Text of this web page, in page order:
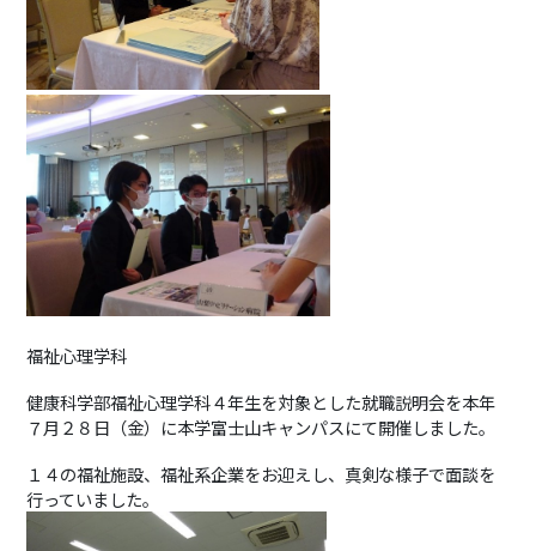
福祉心理学科
健康科学部福祉心理学科４年生を対象とした就職説明会を本年
７月２８日（金）に本学富士山キャンパスにて開催しました。
１４の福祉施設、福祉系企業をお迎えし、真剣な様子で面談を
行っていました。